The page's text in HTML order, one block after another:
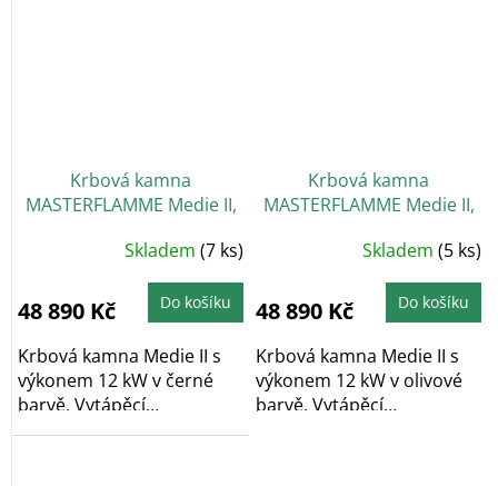
Krbová kamna
MASTERFLAMME Medie II,
Skladem (7 ks)
48 890 Kč Do košíku
Krbová kamna Medie II s
výkonem 12 kW v černé
barvě. Vytápěcí
schopnost kamen činí...
Krbová kamna
MASTERFLAMME Medie II,
Skladem (5 ks)
48 890 Kč Do košíku
Krbová kamna Medie II s
výkonem 12 kW v olivové
barvě. Vytápěcí